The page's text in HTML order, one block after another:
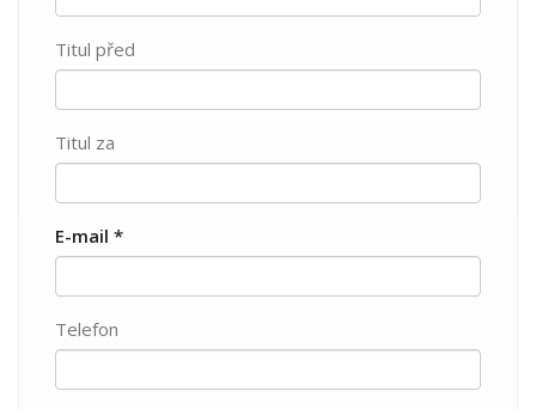
Titul před
Titul za
E-mail *
Telefon